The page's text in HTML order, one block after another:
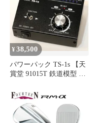
¥38,500
パワーパック TS-1s 【天
賞堂 91015T 鉄道模型 HO